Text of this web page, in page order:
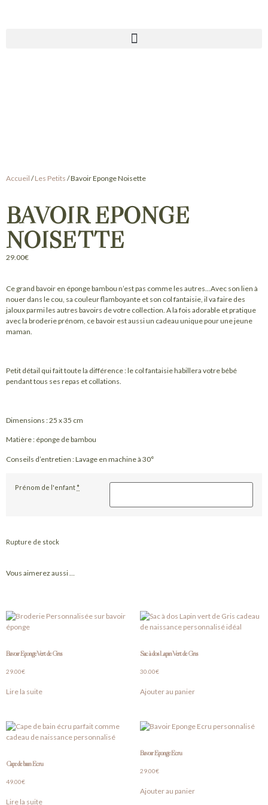
Accueil /Les Petits / Bavoir Eponge Noisette
BAVOIR EPONGE
NOISETTE
29.00€
Ce grand bavoir en éponge bambou n’est pas comme les autres…Avec son lien à
nouer dans le cou, sa couleur flamboyante et son col fantaisie, il va faire des
jaloux parmi les autres bavoirs de votre collection. A la fois adorable et pratique
avec la broderie prénom, ce bavoir est aussi un cadeau unique pour une jeune
maman.
Petit détail qui fait toute la différence : le col fantaisie habillera votre bébé
pendant tous ses repas et collations.
Dimensions : 25 x 35 cm
Matière : éponge de bambou
Conseils d’entretien : Lavage en machine à 30°
Prénom de l'enfant*
Rupture de stock
Vous aimerez aussi …
Bavoir Eponge Vert de Gris
29.00€
Lire la suite
Sac à dos Lapin Vert de Gris
30.00€
Ajouter au panier
Cape de bain Ecru
49.00€
Lire la suite
Bavoir Eponge Ecru
29.00€
Ajouter au panier